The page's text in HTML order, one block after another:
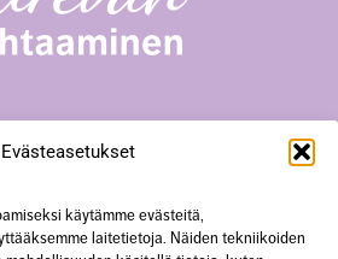
Evästeasetukset
käytämme evästeitä,
laitetietoja. Näiden tekniikoiden
23 A18, 40100 Jyväskylä